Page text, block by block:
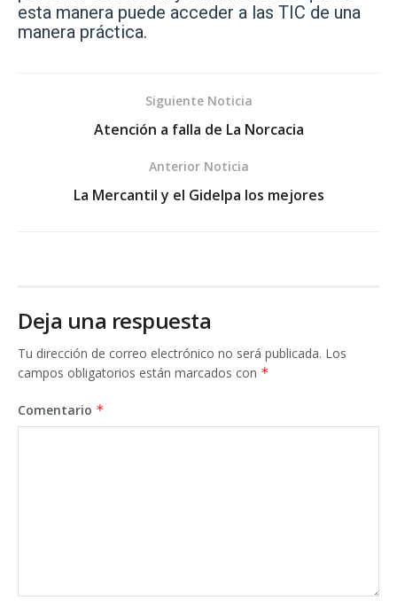
esta manera puede acceder a las TIC de una
manera práctica.
Siguiente Noticia
Atención a falla de La Norcacia
Anterior Noticia
La Mercantil y el Gidelpa los mejores
Deja una respuesta
Tu dirección de correo electrónico no será publicada. Los
campos obligatorios están marcados con *
Comentario *